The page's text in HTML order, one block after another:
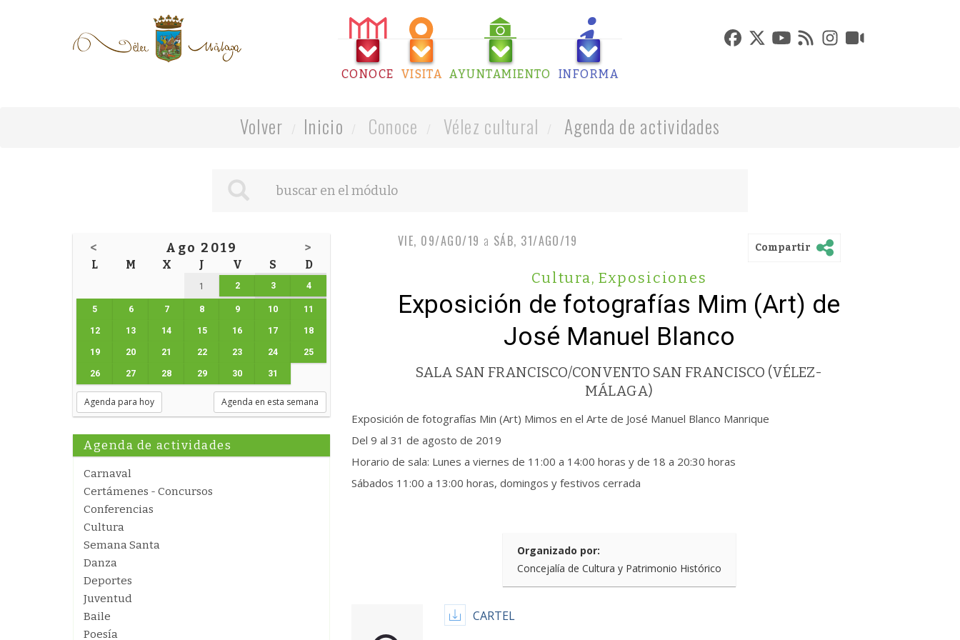
CONOCE VISITA AYUNTAMIENTO INFORMA
Volver Inicio Conoce Vélez cultural Agenda de actividades
< Ago 2019 >
L M X J V S D
1 2 3 4
5 6 7 8 9 10 11
12 13 14 15 16 17 18
19 20 21 22 23 24 25
26 27 28 29 30 31
Agenda para hoy Agenda en esta semana
Agenda de actividades
Carnaval
Certámenes - Concursos
Conferencias
Cultura
Semana Santa
Danza
Deportes
Juventud
Baile
Poesía
VIE, 09/AGO/19 a SÁB, 31/AGO/19 Compartir
Cultura, Exposiciones
Exposición de fotografías Mim (Art) de
José Manuel Blanco
SALA SAN FRANCISCO/CONVENTO SAN FRANCISCO (VÉLEZ-
MÁLAGA)
Exposición de fotografías Min (Art) Mimos en el Arte de José Manuel Blanco Manrique
Del 9 al 31 de agosto de 2019
Horario de sala: Lunes a viernes de 11:00 a 14:00 horas y de 18 a 20:30 horas
Sábados 11:00 a 13:00 horas, domingos y festivos cerrada
Organizado por:
Concejalía de Cultura y Patrimonio Histórico
CARTEL